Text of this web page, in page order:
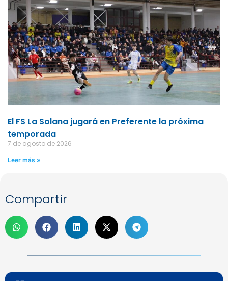
El FS La Solana jugará en Preferente la próxima
temporada
7 de agosto de 2026
Leer más »
Compartir